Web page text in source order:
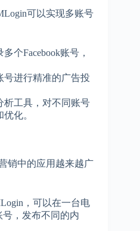
可以实现多账号
多个Facebook账号，
号进行精准的广告投
析工具，对不同账号
化。
销中的应用越来越广
，可以在一台电
号，发布不同的内